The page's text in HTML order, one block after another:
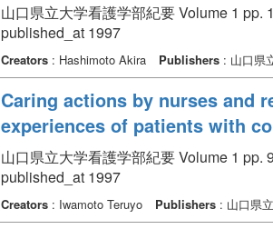
山口県立大学看護学部紀要 Volume 1 pp.
published_at 1997
Creators: Hashimoto Akira Publishers: 山口県
Caring actions by nurses and
experiences of patients with
山口県立大学看護学部紀要 Volume 1 pp.
published_at 1997
Creators: Iwamoto Teruyo Publishers: 山口県